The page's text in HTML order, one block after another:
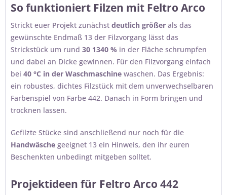
So funktioniert Filzen mit Feltro Arco
Strickt euer Projekt zunächst deutlich größer als das
gewünschte Endmaß 13 der Filzvorgang lässt das
Strickstück um rund 30 1340 % in der Fläche schrumpfen
und dabei an Dicke gewinnen. Für den Filzvorgang einfach
bei 40 °C in der Waschmaschine waschen. Das Ergebnis:
ein robustes, dichtes Filzstück mit dem unverwechselbaren
Farbenspiel von Farbe 442. Danach in Form bringen und
trocknen lassen.
Gefilzte Stücke sind anschließend nur noch für die
Handwäsche geeignet 13 ein Hinweis, den ihr euren
Beschenkten unbedingt mitgeben solltet.
Projektideen für Feltro Arco 442